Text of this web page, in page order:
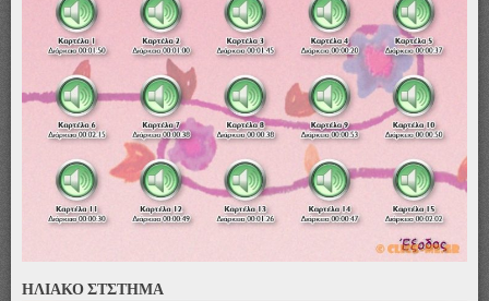
ΗΛΙΑΚΟ ΣΤΣΤΗΜΑ